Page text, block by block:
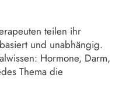
teilen ihr
und unabhängig.
Hormone, Darm,
Thema die